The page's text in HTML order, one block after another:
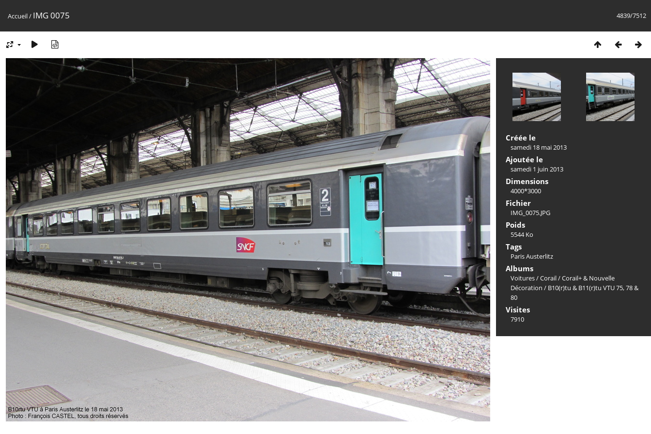
4839/7512
Accueil/ IMG 0075
Créée le
samedi 18 mai 2013
Ajoutée le
samedi 1 juin 2013
Dimensions
4000*3000
Fichier
IMG_0075.JPG
Poids
5544 Ko
Tags
Paris Austerlitz
Albums
Voitures/Corail/Corail+ & Nouvelle
Décoration / B10(r)tu & B11(r)tu VTU 75, 78 &
80
Visites
7910